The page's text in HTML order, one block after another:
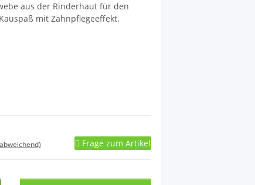
aus der Rinderhaut für den
mit Zahnpflegeeffekt.
Frage zum Artikel